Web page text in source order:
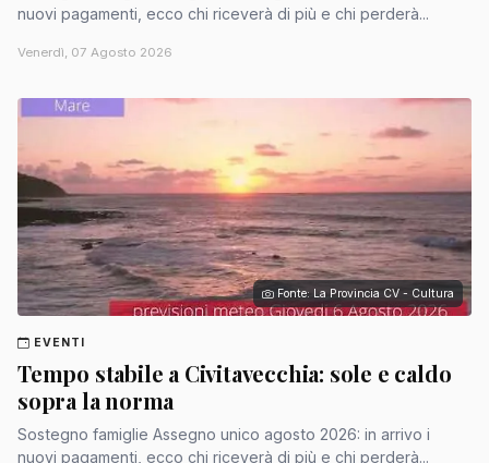
nuovi pagamenti, ecco chi riceverà di più e chi perderà...
Venerdì, 07 Agosto 2026
Fonte: La Provincia CV - Cultura
EVENTI
Tempo stabile a Civitavecchia: sole e caldo
sopra la norma
Sostegno famiglie Assegno unico agosto 2026: in arrivo i
nuovi pagamenti, ecco chi riceverà di più e chi perderà...